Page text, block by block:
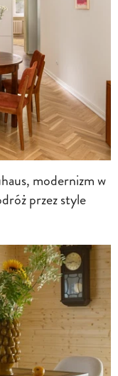
modernizm w
przez style